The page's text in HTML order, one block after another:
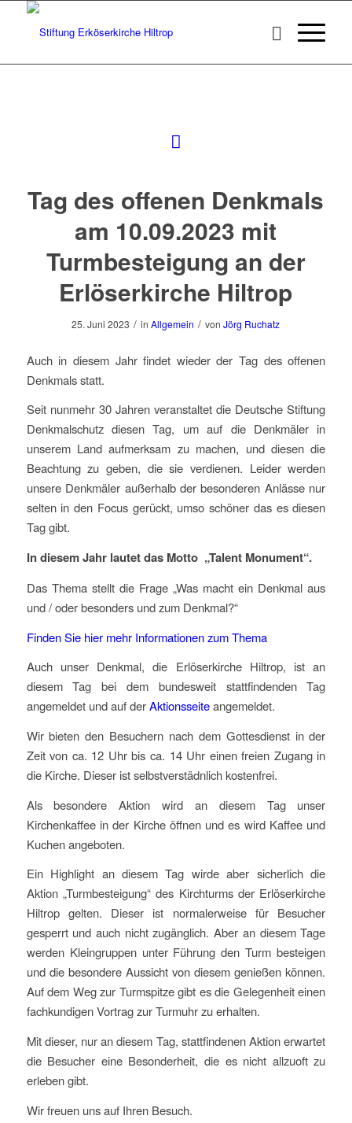
Tag des offenen Denkmals
am 10.09.2023 mit
Turmbesteigung an der
Erlöserkirche Hiltrop
25. Juni 2023 / inAllgemein / vonJörg Ruchatz
Auch in diesem Jahr findet wieder der Tag des offenen
Denkmals statt.
Seit nunmehr 30 Jahren veranstaltet die Deutsche Stiftung
Denkmalschutz diesen Tag, um auf die Denkmäler in
unserem Land aufmerksam zu machen, und diesen die
Beachtung zu geben, die sie verdienen. Leider werden
unsere Denkmäler außerhalb der besonderen Anlässe nur
selten in den Focus gerückt, umso schöner das es diesen
Tag gibt.
In diesem Jahr lautet das Motto „Talent Monument“.
Das Thema stellt die Frage „Was macht ein Denkmal aus
und / oder besonders und zum Denkmal?“
Finden Sie hier mehr Informationen zum Thema
Auch unser Denkmal, die Erlöserkirche Hiltrop, ist an
diesem Tag bei dem bundesweit stattfindenden Tag
angemeldet und auf derAktionsseiteangemeldet.
Wir bieten den Besuchern nach dem Gottesdienst in der
Zeit von ca. 12 Uhr bis ca. 14 Uhr einen freien Zugang in
die Kirche. Dieser ist selbstverstädnlich kostenfrei.
Als besondere Aktion wird an diesem Tag unser
Kirchenkaffee in der Kirche öffnen und es wird Kaffee und
Kuchen angeboten.
Ein Highlight an diesem Tag wirde aber sicherlich die
Aktion „Turmbesteigung“ des Kirchturms der Erlöserkirche
Hiltrop gelten. Dieser ist normalerweise für Besucher
gesperrt und auch nicht zugänglich. Aber an diesem Tage
werden Kleingruppen unter Führung den Turm besteigen
und die besondere Aussicht von diesem genießen können.
Auf dem Weg zur Turmspitze gibt es die Gelegenheit einen
fachkundigen Vortrag zur Turmuhr zu erhalten.
Mit dieser, nur an diesem Tag, stattfindenen Aktion erwartet
die Besucher eine Besonderheit, die es nicht allzuoft zu
erleben gibt.
Wir freuen uns auf Ihren Besuch.